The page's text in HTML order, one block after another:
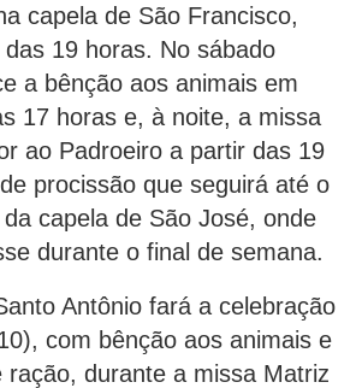
capela de São Francisco,
19 horas. No sábado
a bênção aos animais em
17 horas e, à noite, a missa
ao Padroeiro a partir das 19
procissão que seguirá até o
capela de São José, onde
durante o final de semana.
Antônio fará a celebração
com bênção aos animais e
ração, durante a missa Matriz